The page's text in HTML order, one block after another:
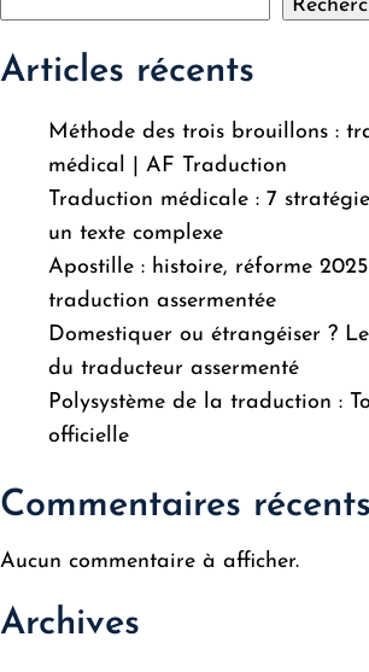
Articles récents
Méthode des trois brouillons :
médical | AF Traduction
Traduction médicale : 7
un texte complexe
Apostille : histoire, réforme
traduction assermentée
Domestiquer ou étrangéiser ?
du traducteur assermenté
Polysystème de la traduction :
officielle
Commentaires récents
Aucun commentaire à afficher.
Archives